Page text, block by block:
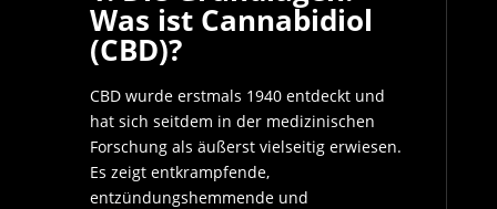
Was ist Cannabidiol
(CBD)?
CBD wurde erstmals 1940 entdeckt und
hat sich seitdem in der medizinischen
Forschung als äußerst vielseitig erwiesen.
Es zeigt entkrampfende,
entzündungshemmende und